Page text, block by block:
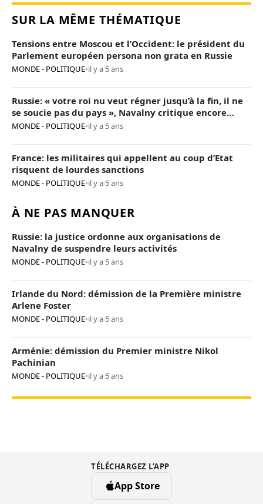
SUR LA MÊME THÉMATIQUE
Tensions entre Moscou et l’Occident: le président du
Parlement européen persona non grata en Russie
MONDE - POLITIQUE•il y a 5 ans
Russie: « votre roi nu veut régner jusqu’à la fin, il ne
se soucie pas du pays », Navalny critique encore
Poutine
MONDE - POLITIQUE•il y a 5 ans
France: les militaires qui appellent au coup d’Etat
risquent de lourdes sanctions
MONDE - POLITIQUE•il y a 5 ans
À NE PAS MANQUER
Russie: la justice ordonne aux organisations de
Navalny de suspendre leurs activités
MONDE - POLITIQUE•il y a 5 ans
Irlande du Nord: démission de la Première ministre
Arlene Foster
MONDE - POLITIQUE•il y a 5 ans
Arménie: démission du Premier ministre Nikol
Pachinian
MONDE - POLITIQUE•il y a 5 ans
TÉLÉCHARGEZ L’APP
App Store